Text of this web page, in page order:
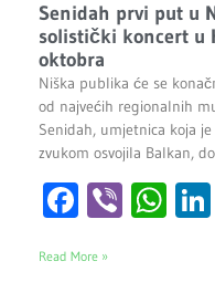
Senidah prvi put u
solistički koncert u
oktobra
Niška publika će se
od najvećih regionalnih
Senidah, umjetnica koja
zvukom osvojila Balkan,
Viber
Read More »